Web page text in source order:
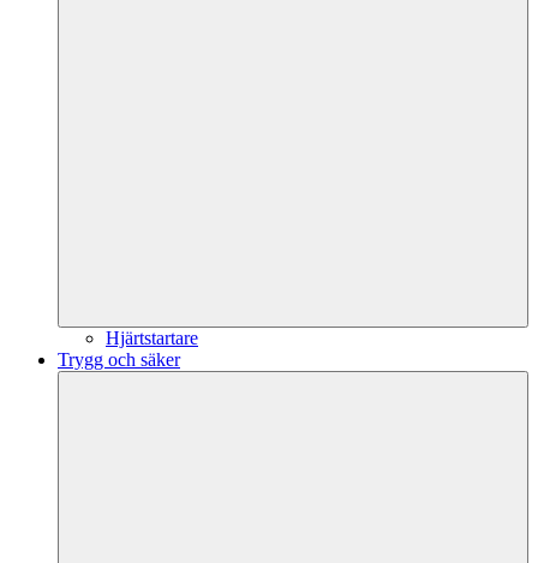
Hjärtstartare
Trygg och säker